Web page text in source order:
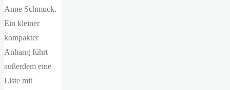
Anne Schmuck.
Ein kleiner
kompakter
Anhang führt
außerdem eine
Liste mit